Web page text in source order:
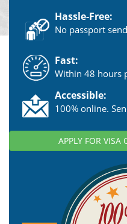
Hassle-Free:
No passport
Fast:
Within 48 hours
Accessible:
100% online.
APPLY FOR VISA